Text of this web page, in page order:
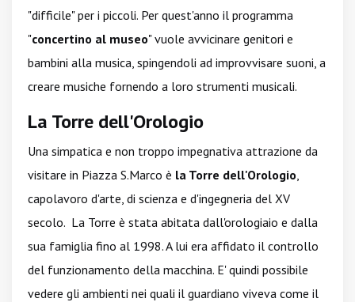
"difficile" per i piccoli. Per quest'anno il programma
"concertino al museo" vuole avvicinare genitori e
bambini alla musica, spingendoli ad improvvisare suoni, a
creare musiche fornendo a loro strumenti musicali.
La Torre dell'Orologio
Una simpatica e non troppo impegnativa attrazione da
visitare in Piazza S.Marco è la Torre dell'Orologio,
capolavoro d'arte, di scienza e d'ingegneria del XV
secolo. La Torre è stata abitata dall'orologiaio e dalla
sua famiglia fino al 1998. A lui era affidato il controllo
del funzionamento della macchina. E' quindi possibile
vedere gli ambienti nei quali il guardiano viveva come il